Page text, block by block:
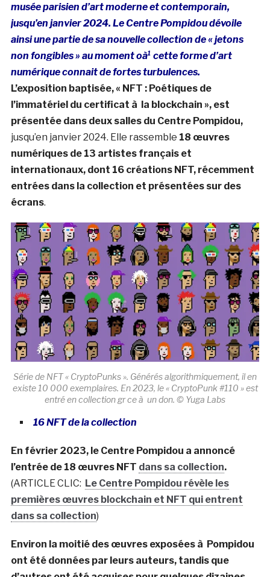
musée parisien d’art moderne et contemporain,
jusqu’en janvier 2024. Le Centre Pompidou dévoile
ainsi une partie de sa nouvelle collection de « jetons
non fongibles » au moment oà¹ cette forme d’art
numérique connait de fortes turbulences.
L’exposition baptisée, « NFT : Poétiques de
l’immatériel du certificat à la blockchain », est
présentée dans deux salles du Centre Pompidou,
jusqu’en janvier 2024. Elle rassemble 18 œuvres
numériques de 13 artistes français et
internationaux, dont 16 créations NFT, récemment
entrées dans la collection et présentées sur des
écrans.
Série de NFT « CryptoPunks ». Générés algorithmiquement, il en
existe 10 000 exemplaires. En 2023, le « CryptoPunk #110 » est
entré en collection gr ce à un don. © Yuga Labs
16 NFT de la collection
En février 2023, le Centre Pompidou a annoncé
l’entrée de 18 œuvres NFT dans sa collection.
(ARTICLE CLIC: Le Centre Pompidou révèle les
premières œuvres blockchain et NFT qui entrent
dans sa collection)
Environ la moitié des œuvres exposées à Pompidou
ont été données par leurs auteurs, tandis que